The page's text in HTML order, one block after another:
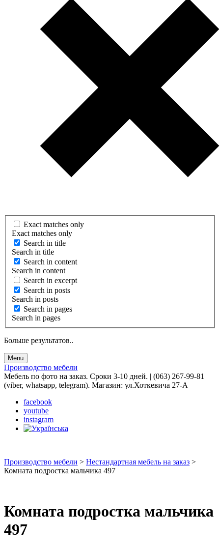
Exact matches only
Exact matches only
Search in title
Search in title
Search in content
Search in content
Search in excerpt
Search in posts
Search in posts
Search in pages
Search in pages
Больше результатов..
Menu
Производство мебели
Мебель по фото на заказ. Сроки 3-10 дней. | (063) 267-99-81
(viber, whatsapp, telegram). Магазин: ул.Хоткевича 27-А
facebook
youtube
instagram
Производство мебели > Нестандартная мебель на заказ >
Комната подростка мальчика 497
Комната подростка мальчика
497